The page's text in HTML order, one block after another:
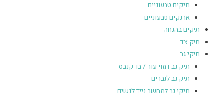
תיקים טבעוניים
ארנקים טבעוניים
תיקים בהנחה
תיק צד
תיקי גב
תיק גב דמוי עור / בד קנבס
תיק גב לגברים
תיקי גב למחשב נייד לנשים